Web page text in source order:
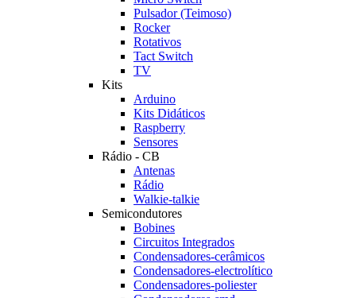
Pulsador (Teimoso)
Rocker
Rotativos
Tact Switch
TV
Kits
Arduino
Kits Didáticos
Raspberry
Sensores
Rádio - CB
Antenas
Rádio
Walkie-talkie
Semicondutores
Bobines
Circuitos Integrados
Condensadores-cerâmicos
Condensadores-electrolítico
Condensadores-poliester